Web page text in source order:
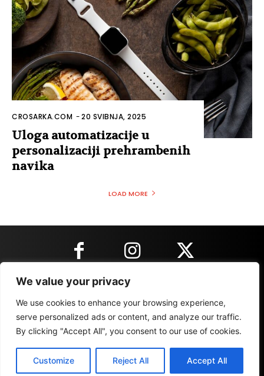
We value your privacy
We use cookies to enhance your browsing experience,
serve personalized ads or content, and analyze our traffic.
By clicking "Accept All", you consent to our use of cookies.
Customize Reject All Accept All
CROSARKA.COM -20 SVIBNJA, 2025
Uloga automatizacije u
personalizaciji prehrambenih
navika
LOAD MORE
KONTAKT INFORMACIJE
IMPRESSUM MARKETING REZULTATI